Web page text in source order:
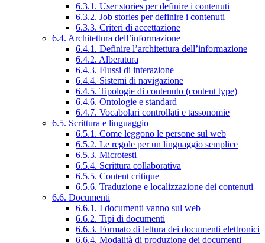
6.3.1. User stories per definire i contenuti
6.3.2. Job stories per definire i contenuti
6.3.3. Criteri di accettazione
6.4. Architettura dell’informazione
6.4.1. Definire l’architettura dell’informazione
6.4.2. Alberatura
6.4.3. Flussi di interazione
6.4.4. Sistemi di navigazione
6.4.5. Tipologie di contenuto (content type)
6.4.6. Ontologie e standard
6.4.7. Vocabolari controllati e tassonomie
6.5. Scrittura e linguaggio
6.5.1. Come leggono le persone sul web
6.5.2. Le regole per un linguaggio semplice
6.5.3. Microtesti
6.5.4. Scrittura collaborativa
6.5.5. Content critique
6.5.6. Traduzione e localizzazione dei contenuti
6.6. Documenti
6.6.1. I documenti vanno sul web
6.6.2. Tipi di documenti
6.6.3. Formato di lettura dei documenti elettronici
6.6.4. Modalità di produzione dei documenti